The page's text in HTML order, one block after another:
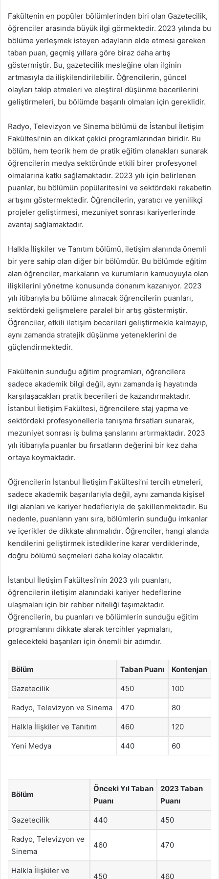
Fakültenin en popüler bölümlerinden biri olan Gazetecilik,
öğrenciler arasında büyük ilgi görmektedir. 2023 yılında bu
bölüme yerleşmek isteyen adayların elde etmesi gereken
taban puan, geçmiş yıllara göre biraz daha artış
göstermiştir. Bu, gazetecilik mesleğine olan ilginin
artmasıyla da ilişkilendirilebilir. Öğrencilerin, güncel
olayları takip etmeleri ve eleştirel düşünme becerilerini
geliştirmeleri, bu bölümde başarılı olmaları için gereklidir.
Radyo, Televizyon ve Sinema bölümü de İstanbul İletişim
Fakültesi’nin en dikkat çekici programlarından biridir. Bu
bölüm, hem teorik hem de pratik eğitim olanakları sunarak
öğrencilerin medya sektöründe etkili birer profesyonel
olmalarına katkı sağlamaktadır. 2023 yılı için belirlenen
puanlar, bu bölümün popülaritesini ve sektördeki rekabetin
artışını göstermektedir. Öğrencilerin, yaratıcı ve yenilikçi
projeler geliştirmesi, mezuniyet sonrası kariyerlerinde
avantaj sağlamaktadır.
Halkla İlişkiler ve Tanıtım bölümü, iletişim alanında önemli
bir yere sahip olan diğer bir bölümdür. Bu bölümde eğitim
alan öğrenciler, markaların ve kurumların kamuoyuyla olan
ilişkilerini yönetme konusunda donanım kazanıyor. 2023
yılı itibarıyla bu bölüme alınacak öğrencilerin puanları,
sektördeki gelişmelere paralel bir artış göstermiştir.
Öğrenciler, etkili iletişim becerileri geliştirmekle kalmayıp,
aynı zamanda stratejik düşünme yeteneklerini de
güçlendirmektedir.
Fakültenin sunduğu eğitim programları, öğrencilere
sadece akademik bilgi değil, aynı zamanda iş hayatında
karşılaşacakları pratik becerileri de kazandırmaktadır.
İstanbul İletişim Fakültesi, öğrencilere staj yapma ve
sektördeki profesyonellerle tanışma fırsatları sunarak,
mezuniyet sonrası iş bulma şanslarını artırmaktadır. 2023
yılı itibarıyla puanlar bu fırsatların değerini bir kez daha
ortaya koymaktadır.
Öğrencilerin İstanbul İletişim Fakültesi’ni tercih etmeleri,
sadece akademik başarılarıyla değil, aynı zamanda kişisel
ilgi alanları ve kariyer hedefleriyle de şekillenmektedir. Bu
nedenle, puanların yanı sıra, bölümlerin sunduğu imkanlar
ve içerikler de dikkate alınmalıdır. Öğrenciler, hangi alanda
kendilerini geliştirmek istediklerine karar verdiklerinde,
doğru bölümü seçmeleri daha kolay olacaktır.
İstanbul İletişim Fakültesi’nin 2023 yılı puanları,
öğrencilerin iletişim alanındaki kariyer hedeflerine
ulaşmaları için bir rehber niteliği taşımaktadır.
Öğrencilerin, bu puanları ve bölümlerin sunduğu eğitim
programlarını dikkate alarak tercihler yapmaları,
gelecekteki başarıları için önemli bir adımdır.
Bölüm Taban Puanı Kontenjan
Gazetecilik 450 100
Radyo, Televizyon ve Sinema 470 80
Halkla İlişkiler ve Tanıtım 460 120
Yeni Medya 440 60
Bölüm
Önceki Yıl Taban
Puanı
2023 Taban
Puanı
Gazetecilik 440 450
Radyo, Televizyon ve
Sinema
460 470
Halkla İlişkiler ve
450 460